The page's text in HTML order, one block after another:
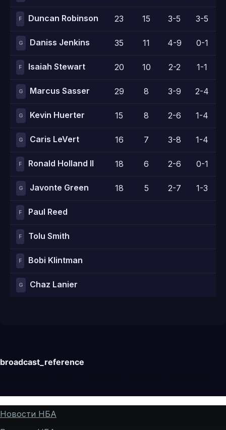
F Duncan Robinson 23 15 3-5 3-5
G Daniss Jenkins 35 11 4-9 0-1
F Isaiah Stewart 20 10 2-2 1-1
G Marcus Sasser 29 8 3-9 2-4
G Kevin Huerter 15 8 2-6 1-4
G Caris LeVert 16 7 3-8 1-4
F Ronald Holland II 18 6 2-6 0-1
G Javonte Green 18 5 2-7 1-3
F Paul Reed
F Tolu Smith
F Bobi Klintman
G Chaz Lanier
broadcast_reference
Подвал
Новости НБА